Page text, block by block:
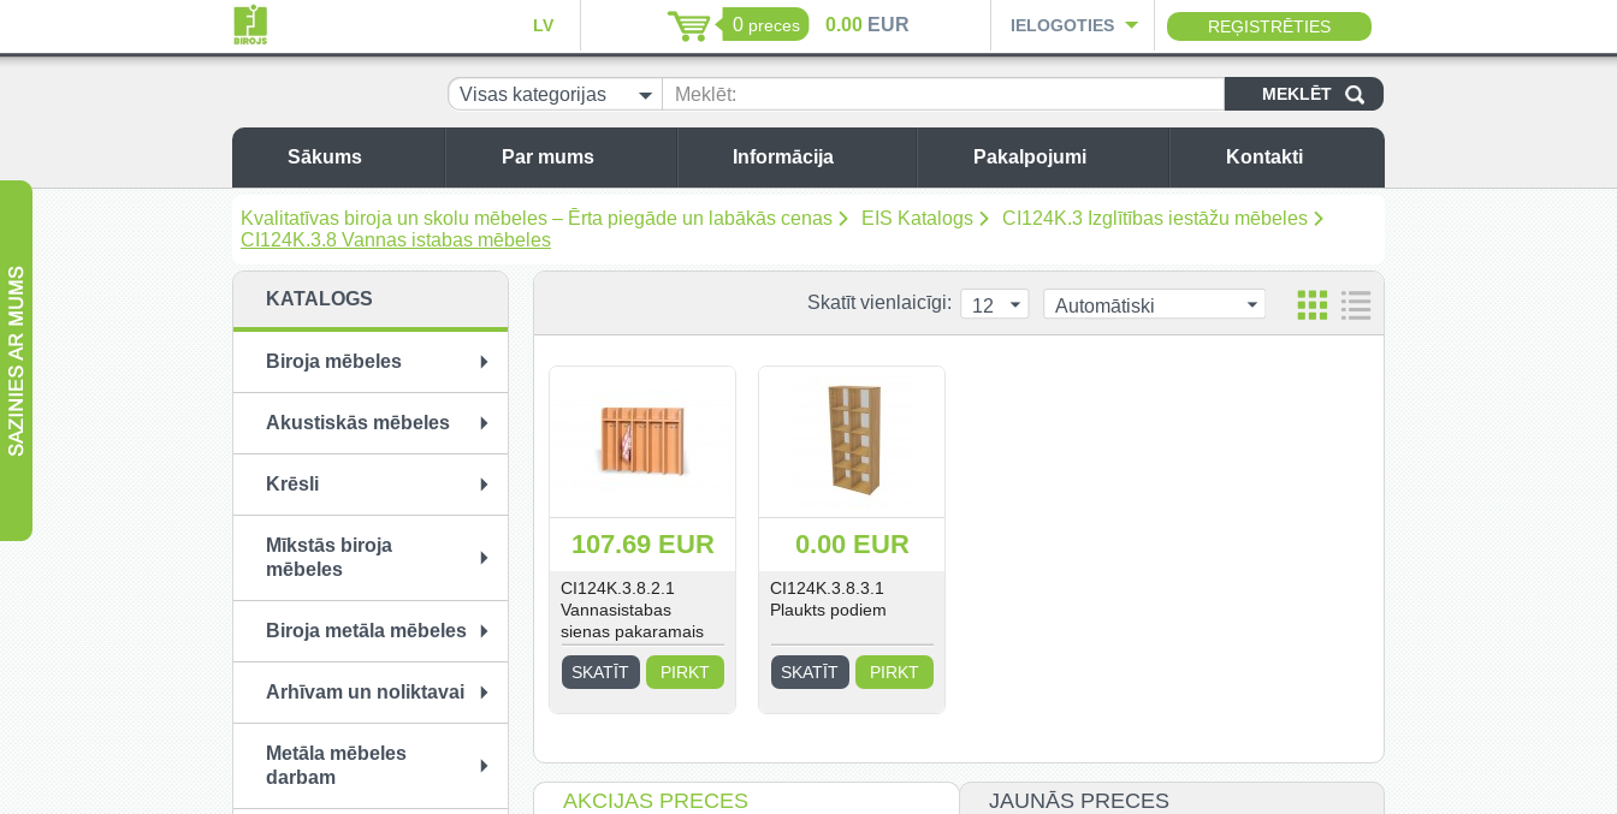
LV 0 preces 0.00 EUR IELOGOTIES REĢISTRĒTIES
Visas kategorijas Meklēt:
Sākums Par mums Informācija Pakalpojumi Kontakti
Kvalitatīvas biroja un skolu mēbeles – Ērta piegāde un labākās cenas EIS Katalogs
CI124K.3 Izglītības iestāžu mēbeles
CI124K.3.8 Vannas istabas mēbeles
KATALOGS
Biroja mēbeles
Akustiskās mēbeles
Krēsli
Mīkstās biroja
mēbeles
Biroja metāla mēbeles
Arhīvam un noliktavai
Metāla mēbeles
darbam
Skatīt vienlaicīgi: 12 Automātiski
107.69 EUR
CI124K.3.8.2.1
Vannasistabas
sienas pakaramais
dvieļiem
SKATĪT
PIRKT
0.00 EUR
CI124K.3.8.3.1
Plaukts podiem
SKATĪT PIRKT
AKCIJAS PRECES JAUNĀS PRECES